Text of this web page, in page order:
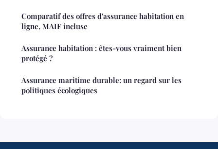
Comparatif des offres d'assurance habitation en
ligne, MAIF incluse
Assurance habitation : êtes-vous vraiment bien
protégé ?
Assurance maritime durable: un regard sur les
politiques écologiques